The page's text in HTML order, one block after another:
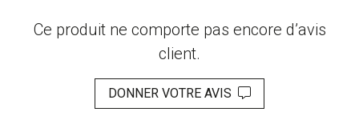
Ce produit ne comporte pas encore d’avis
client.
DONNER VOTRE AVIS